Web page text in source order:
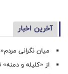
آخرین اخبار
میان نگرانی
از «کلیله و